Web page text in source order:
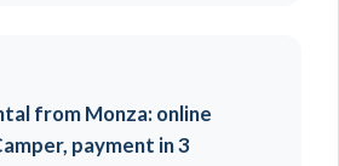
from Monza: online
payment in 3